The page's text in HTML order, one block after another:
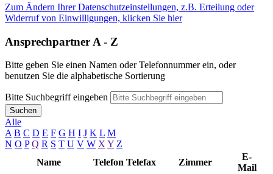
Zum Ändern Ihrer Datenschutzeinstellungen, z.B. Erteilung oder
Widerruf von Einwilligungen, klicken Sie hier
Ansprechpartner A - Z
Bitte geben Sie einen Namen oder Telefonnummer ein, oder
benutzen Sie die alphabetische Sortierung
Bitte Suchbegriff eingeben
Suchen
Alle
A B C D E F G H I J K L M
N O P Q R S T U V W XY Z
Name
Telefon Telefax Zimmer
E-
Mail